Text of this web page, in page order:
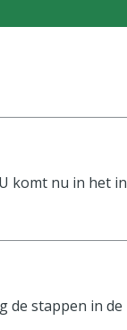
komt nu in het
de stappen in de